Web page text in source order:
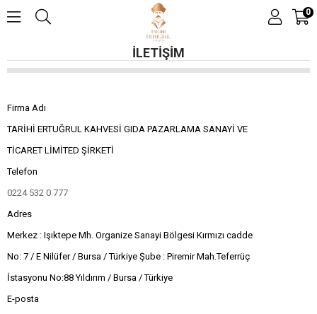
0
İLETIŞIM
Firma Adı
TARİHİ ERTUĞRUL KAHVESİ GIDA PAZARLAMA SANAYİ VE
TİCARET LİMİTED ŞİRKETİ
Telefon
0224 532 0 777
Adres
Merkez : Işıktepe Mh. Organize Sanayi Bölgesi Kırmızı cadde
No: 7 / E Nilüfer / Bursa / Türkiye Şube : Piremir Mah.Teferrüç
İstasyonu No:88 Yıldırım / Bursa / Türkiye
E-posta